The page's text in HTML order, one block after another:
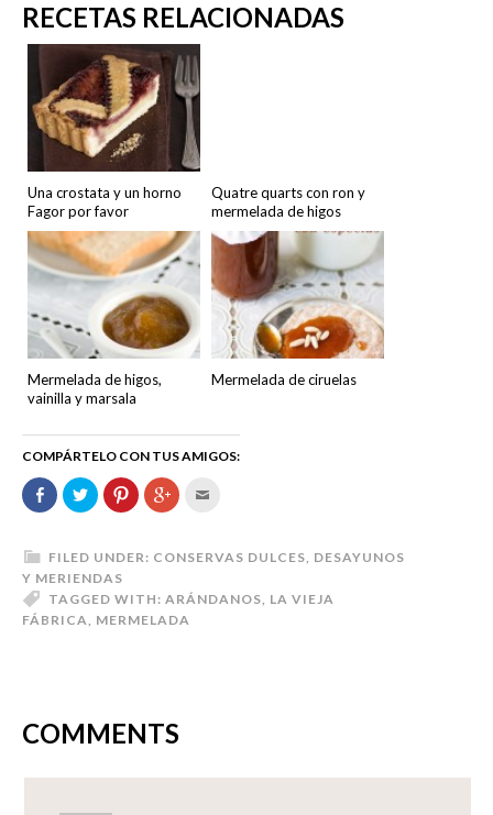
RECETAS RELACIONADAS
Una crostata y un horno
Fagor por favor
Quatre quarts con ron y
mermelada de higos
Mermelada de higos,
vainilla y marsala
Mermelada de ciruelas
COMPÁRTELO CON TUS AMIGOS:
Comparte
en
Facebook
en
una
ventana
nueva)
Haz
clic
para
Twitter
(Se
abre
en
ventana
Haz
clic
para
Pinterest
en
ventana
Haz
clic
Google+
en
ventana
correo
un
FILED UNDER: CONSERVAS DULCES, DESAYUNOS
Y MERIENDAS
TAGGED WITH: ARÁNDANOS, LA VIEJA
FÁBRICA, MERMELADA
COMMENTS